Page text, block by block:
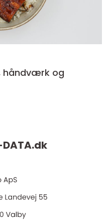
håndværk og
dk